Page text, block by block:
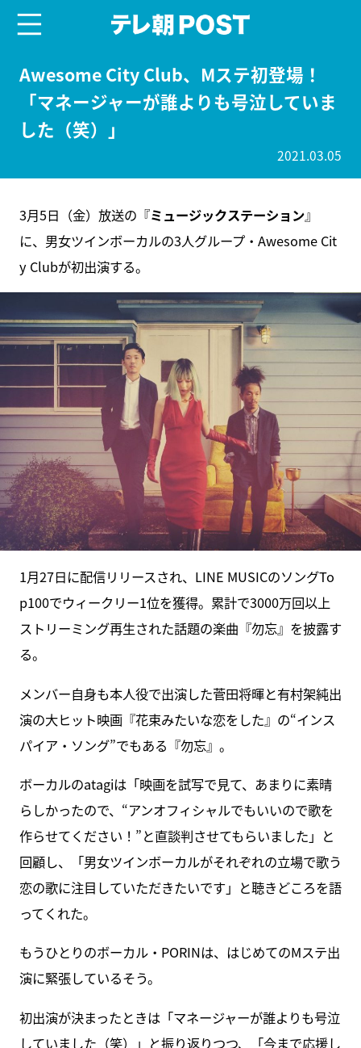
Awesome City Club、Mステ初登場！
「マネージャーが誰よりも号泣していま
した（笑）」
2021.03.05
3月5日（金）放送の『ミュージックステーション』
に、男女ツインボーカルの3人グループ・Awesome Cit
y Clubが初出演する。
1月27日に配信リリースされ、LINE MUSICのソングTo
p100でウィークリー1位を獲得。累計で3000万回以上
ストリーミング再生された話題の楽曲『勿忘』を披露す
る。
メンバー自身も本人役で出演した菅田将暉と有村架純出
演の大ヒット映画『花束みたいな恋をした』の“インス
パイア・ソング”でもある『勿忘』。
ボーカルのatagiは「映画を試写で見て、あまりに素晴
らしかったので、“アンオフィシャルでもいいので歌を
作らせてください！”と直談判させてもらいました」と
回顧し、「男女ツインボーカルがそれぞれの立場で歌う
恋の歌に注目していただきたいです」と聴きどころを語
ってくれた。
もうひとりのボーカル・PORINは、はじめてのMステ出
演に緊張しているそう。
初出演が決まったときは「マネージャーが誰よりも号泣
していました（笑）」と振り返りつつ、「今まで応援し